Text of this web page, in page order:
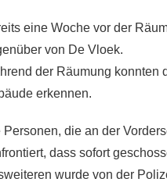
eine Woche vor der
von De Vloek.
der Räumung konnten
erkennen.
Personen, die an der
dass sofort
wurde von der